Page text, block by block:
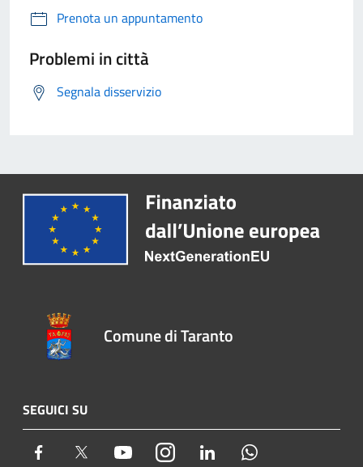
Prenota un appuntamento
Problemi in città
Segnala disservizio
Comune di Taranto
SEGUICI SU
Facebook Twitter YoutubeInstagram LinkedIn